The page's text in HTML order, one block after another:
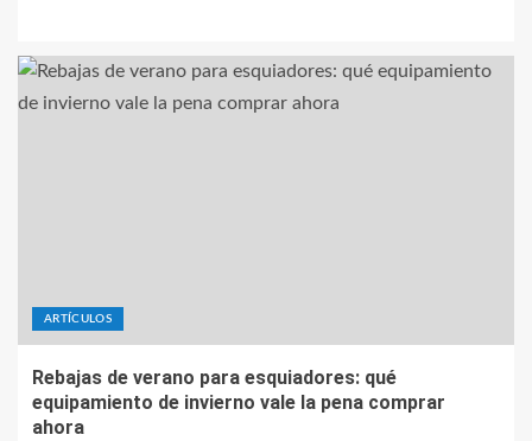
ARTÍCULOS
Rebajas de verano para esquiadores: qué
equipamiento de invierno vale la pena comprar
ahora